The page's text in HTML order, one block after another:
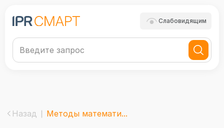
Слабовидящим
Назад Методы математи...